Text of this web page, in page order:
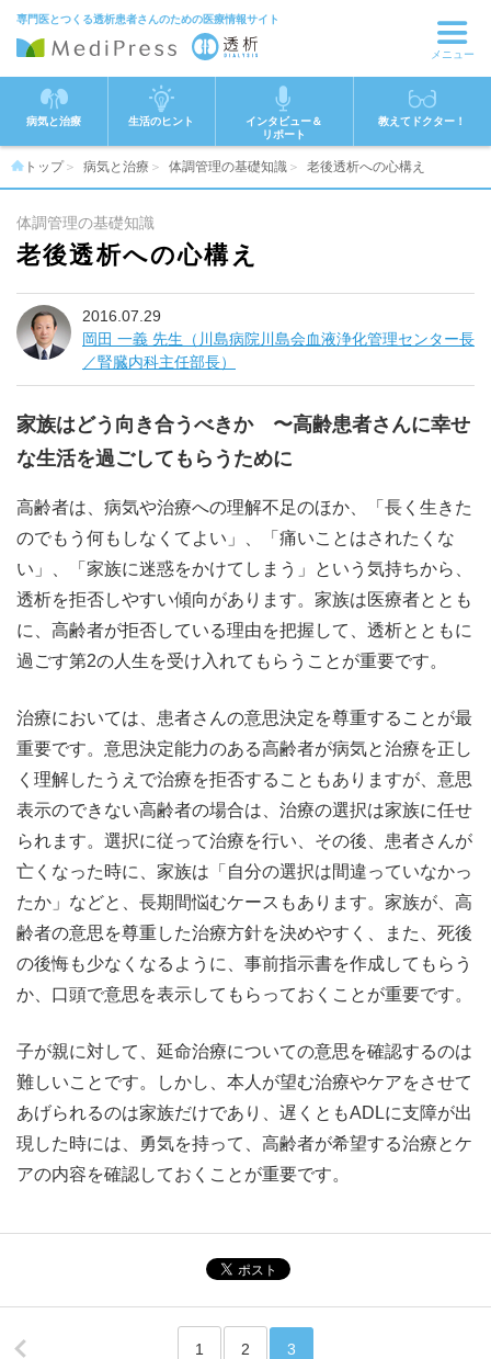
専門医とつくる透析患者さんのための医療情報サイト
メニュー
病気と治療 生活のヒント
インタビュー＆
リポート
教えてドクター！
トップ 病気と治療 体調管理の基礎知識 老後透析への心構え
体調管理の基礎知識
老後透析への心構え
2016.07.29
岡田 一義 先生（川島病院川島会血液浄化管理センター長
／腎臓内科主任部長）
家族はどう向き合うべきか 〜高齢患者さんに幸せ
な生活を過ごしてもらうために
高齢者は、病気や治療への理解不足のほか、「長く生きた
のでもう何もしなくてよい」、「痛いことはされたくな
い」、「家族に迷惑をかけてしまう」という気持ちから、
透析を拒否しやすい傾向があります。家族は医療者ととも
に、高齢者が拒否している理由を把握して、透析とともに
過ごす第2の人生を受け入れてもらうことが重要です。
治療においては、患者さんの意思決定を尊重することが最
重要です。意思決定能力のある高齢者が病気と治療を正し
く理解したうえで治療を拒否することもありますが、意思
表示のできない高齢者の場合は、治療の選択は家族に任せ
られます。選択に従って治療を行い、その後、患者さんが
亡くなった時に、家族は「自分の選択は間違っていなかっ
たか」などと、長期間悩むケースもあります。家族が、高
齢者の意思を尊重した治療方針を決めやすく、また、死後
の後悔も少なくなるように、事前指示書を作成してもらう
か、口頭で意思を表示してもらっておくことが重要です。
子が親に対して、延命治療についての意思を確認するのは
難しいことです。しかし、本人が望む治療やケアをさせて
あげられるのは家族だけであり、遅くともADLに支障が出
現した時には、勇気を持って、高齢者が希望する治療とケ
アの内容を確認しておくことが重要です。
1 2 3